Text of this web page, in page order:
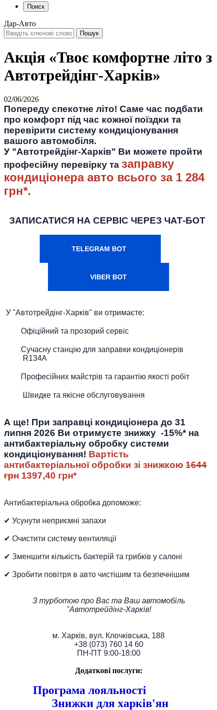
Поиск
Дар-Авто
Акція «Твоє комфортне літо з
Автотрейдінг-Харків»
02/06/2026
Попереду спекотне літо! Саме час подбати
про комфорт під час кожної поїздки та
перевірити систему кондиціонування
вашого автомобіля.
У "Автотрейдінг-Харків" Ви можете пройти
професійну перевірку та заправку
кондиціонера авто всього за 1 284
грн*.
ЗАПИСАТИСЯ НА СЕРВІС ЧЕРЕЗ ЧАТ-БОТ
TELEGRAM BOT
VIBER BOT
У "Автотрейдінг-Харків" ви отримаєте:
Офіційний та прозорий сервіс
Сучасну станцію для заправки кондиціонерів
R134A
Професійних майстрів та гарантію якості робіт
Швидке та якісне обслуговування
А ще! При заправці кондиціонера до 31
липня 2026 Ви отримуєте знижку -15%* на
антибактеріальну обробку системи
кондиціонування! Вартість
антибактеріальної обробки зі знижкою 1644
грн 1397,40 грн*
Антибактеріальна обробка допоможе:
✔ Усунути неприємні запахи
✔ Очистити систему вентиляції
✔ Зменшити кількість бактерій та грибків у салоні
✔ Зробити повітря в авто чистішим та безпечнішим
З турботою про Вас та Ваш автомобіль
"Автотрейдінг-Харків!
м. Харків, вул. Клочківська, 188
+38 (073) 760 14 60
ПН-ПТ 9:00-18:00
Додаткові послуги:
Програма лояльності
Знижки для харків'ян